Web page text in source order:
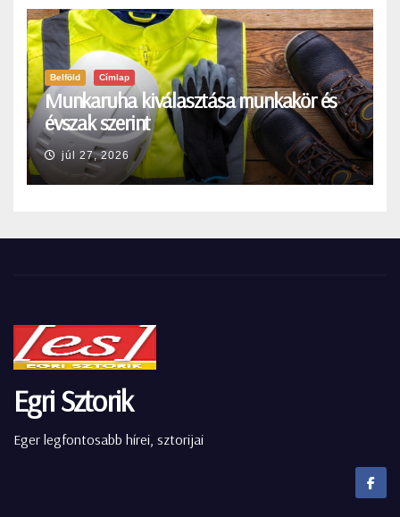
Belföld Címlap
Munkaruha kiválasztása munkakör és
évszak szerint
júl 27, 2026
Egri Sztorik
Eger legfontosabb hírei, sztorijai